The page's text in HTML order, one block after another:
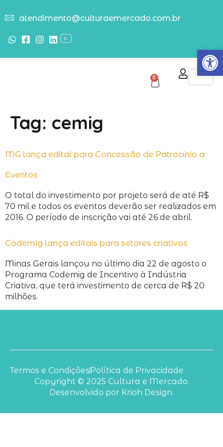
Abrir
atendimento@culturaemercado.com.br
0
Tag: cemig
MG lança edital para Concessão de Patrocínio a
Eventos
O total do investimento por projeto será de até R$
70 mil e todos os eventos deverão ser realizados em
2016. O período de inscrição vai até 26 de abril.
Codemig lança editais para setores criativos
Minas Gerais lançou no último dia 22 de agosto o
Programa Codemig de Incentivo à Indústria
Criativa, que terá investimento de cerca de R$ 20
milhões.
Copyright © 2025 Cultura e Mercado.
Desenvolvido por Krioh Design.
Termos e CondiçõesPolítica de Privacidade